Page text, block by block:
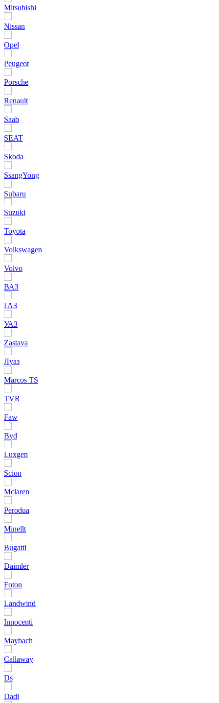
Mitsubishi
Nissan
Opel
Peugeot
Porsche
Renault
Saab
SEAT
Skoda
SsangYong
Subaru
Suzuki
Toyota
Volkswagen
Volvo
ВАЗ
ГАЗ
УАЗ
Zastava
Луаз
Marcos TS
TVR
Faw
Byd
Luxgen
Scion
Mclaren
Perodua
Minellt
Bugatti
Daimler
Foton
Landwind
Innocenti
Maybach
Callaway
Ds
Dadi